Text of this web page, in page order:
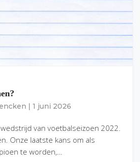
1 juni 2026
van voetbalseizoen 2022.
Onze laatste kans om als
te worden,…